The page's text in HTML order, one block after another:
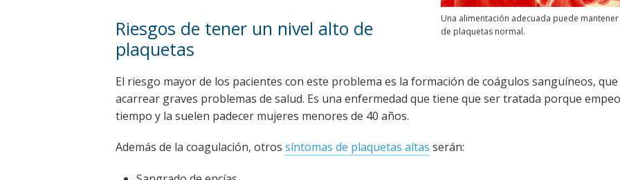
Una alimentación adecuada puede
de plaquetas normal.
Riesgos de tener un nivel alto de
plaquetas
El riesgo mayor de los pacientes con este problema es la formación de coágulos sanguíneos,
acarrear graves problemas de salud. Es una enfermedad que tiene que ser tratada porque
tiempo y la suelen padecer mujeres menores de 40 años.
Además de la coagulación, otros síntomas de plaquetas altas serán: